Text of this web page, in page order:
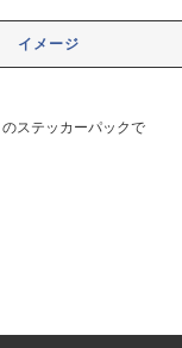
イメージ
ステッカーパックで